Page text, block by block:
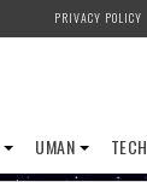
PRIVACY POLICY
UMAN TECH